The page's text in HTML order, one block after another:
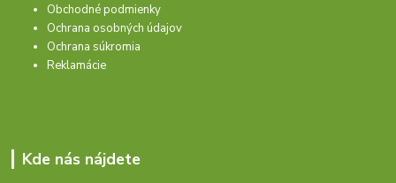
Obchodné podmienky
Ochrana osobných údajov
Ochrana súkromia
Reklamácie
Kde nás nájdete